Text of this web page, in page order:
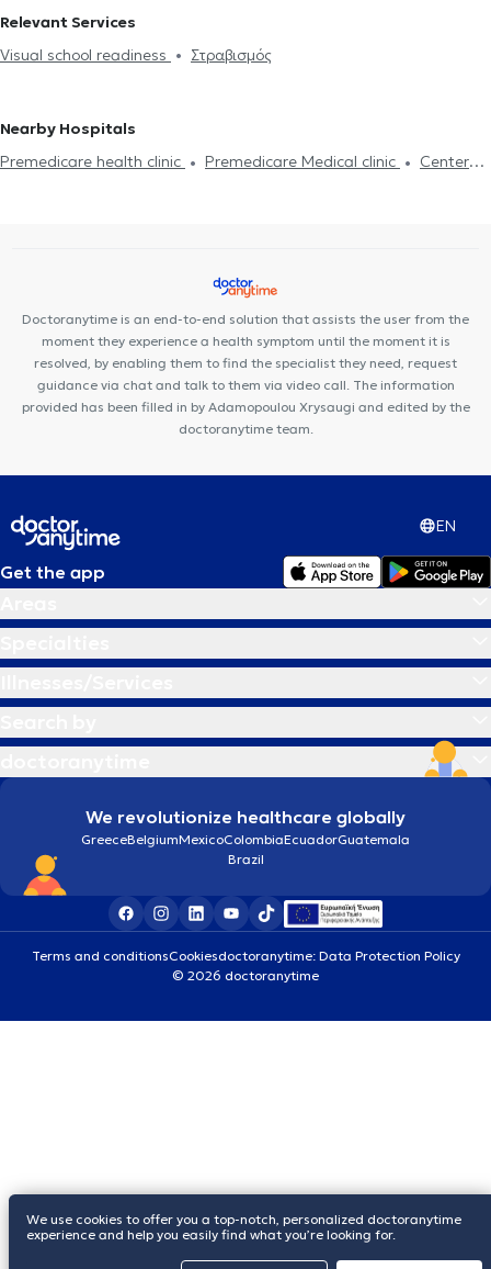
ophthalmologists in MAROUSI
PALAIO FALIRO
Relevant Services
Visual school readiness
Στραβισμός
Nearby Hospitals
Premedicare health clinic
Premedicare Medical clinic
Center
Doctoranytime is an end-to-end solution that assists the user from the
moment they experience a health symptom until the moment it is
resolved, by enabling them to find the specialist they need, request
guidance via chat and talk to them via video call. The information
provided has been filled in by Adamopoulou Xrysaugi and edited by the
doctoranytime team.
EN
Get the app
We revolutionize healthcare globally
GreeceBelgiumMexicoColombiaEcuadorGuatemala
Brazil
Terms and conditionsCookiesdoctoranytime: Data Protection Policy
© 2026 doctoranytime
We use cookies to offer you a top-notch, personalized doctoranytime
experience and help you easily find what you’re looking for.